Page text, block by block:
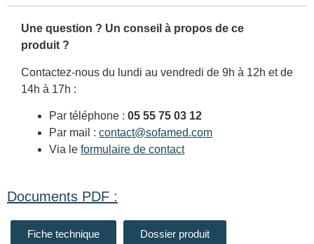
Une question ? Un conseil à propos de ce
produit ?
Contactez-nous du lundi au vendredi de 9h à 12h et de
14h à 17h :
Par téléphone : 05 55 75 03 12
Par mail : contact@sofamed.com
Via le formulaire de contact
Documents PDF :
Fiche technique Dossier produit